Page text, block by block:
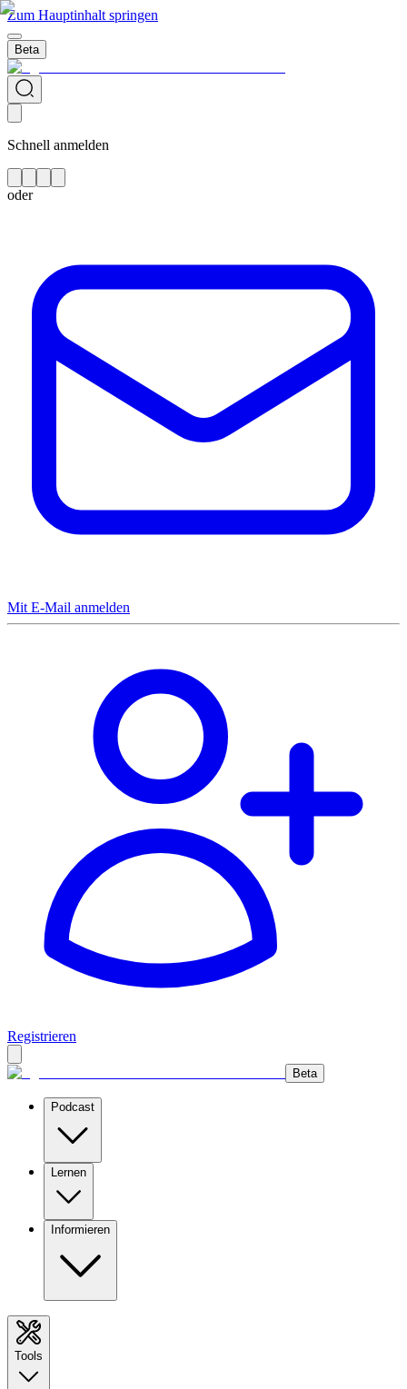
Zum Hauptinhalt springen
Beta
Schnell anmelden
oder
Mit E-Mail anmelden
Registrieren
Beta
Podcast
Lernen
Informieren
Tools